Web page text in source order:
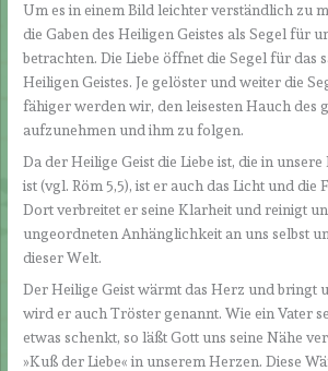
Um es in einem Bild leichter verständlich zu
die Gaben des Heiligen Geistes als Segel für
betrachten. Die Liebe öffnet die Segel für das
Heiligen Geistes. Je gelöster und weiter die
fähiger werden wir, den leisesten Hauch des
aufzunehmen und ihm zu folgen.
Da der Heilige Geist die Liebe ist, die in
ist (vgl. Röm 5,5), ist er auch das Licht und die
Dort verbreitet er seine Klarheit und reinigt
ungeordneten Anhänglichkeit an uns selbst
dieser Welt.
Der Heilige Geist wärmt das Herz und bringt
wird er auch Tröster genannt. Wie ein Vater
etwas schenkt, so läßt Gott uns seine Nähe
»Kuß der Liebe« in unserem Herzen. Diese